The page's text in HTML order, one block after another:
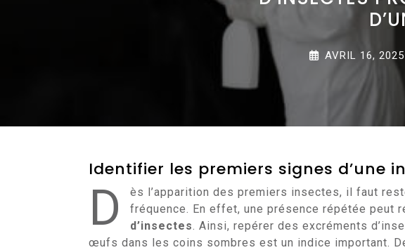
AVRIL 16, 2025
Identifier les premiers signes d’une
D
ès l’apparition des premiers insectes, il faut
fréquence. En effet, une présence répétée peut
d’insectes. Ainsi, repérer des excréments
œufs dans les coins sombres est un indice important.